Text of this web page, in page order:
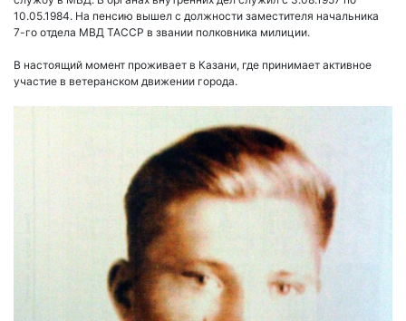
10.05.1984. На пенсию вышел с должности заместителя начальника
7-го отдела МВД ТАССР в звании полковника милиции.
В настоящий момент проживает в Казани, где принимает активное
участие в ветеранском движении города.